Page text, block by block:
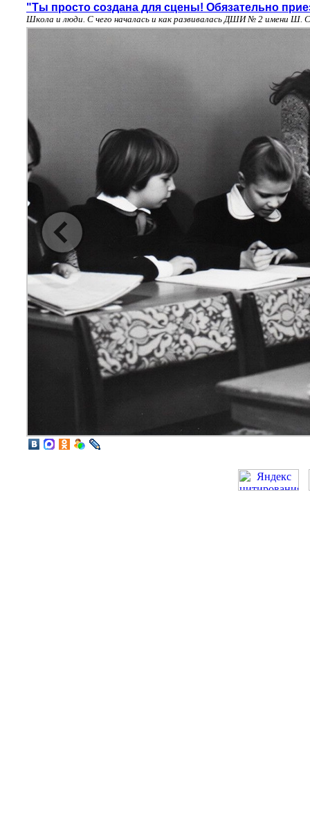
"Ты просто создана для сцены! Обязательно
Школа и люди. С чего началась и как развивалась ДШИ № 2 имени Ш.